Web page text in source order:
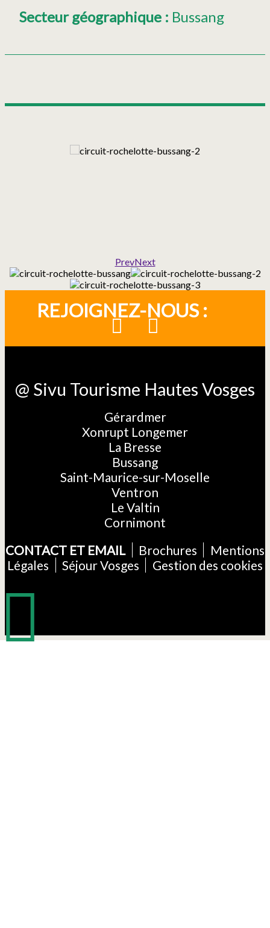
Secteur géographique : Bussang
PrevNext
REJOIGNEZ-NOUS :
@ Sivu Tourisme Hautes Vosges
Gérardmer
Xonrupt Longemer
La Bresse
Bussang
Saint-Maurice-sur-Moselle
Ventron
Le Valtin
Cornimont
CONTACT ET EMAIL
Brochures
Mentions
Légales
Séjour Vosges Gestion des cookies